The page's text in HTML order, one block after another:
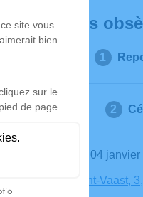
Déroulé des
Le samedi 04
Église Saint-Vaast,